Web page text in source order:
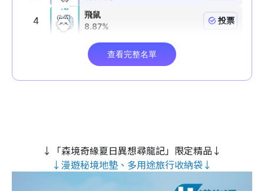
↓「森境奇緣夏日異想尋龍記」限定精品↓
↓漫遊秘境地墊、多用途旅行收納袋↓